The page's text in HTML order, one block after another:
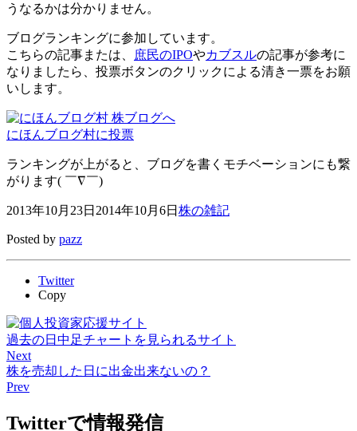
うなるかは分かりません。
ブログランキングに参加しています。
こちらの記事または、
庶民のIPOやカブスルの記事が参考に
なりましたら、投票ボタンのクリックによる清き一票をお願
いします。
にほんブログ村に投票
ランキングが上がると、ブログを書くモチベーションにも繋
がります( ￣∇￣)
2013年10月23日 2014年10月6日 株の雑記
Posted by pazz
Twitter
Copy
過去の日中足チャートを見られるサイト
Next
株を売却した日に出金出来ないの？
Prev
Twitterで情報発信